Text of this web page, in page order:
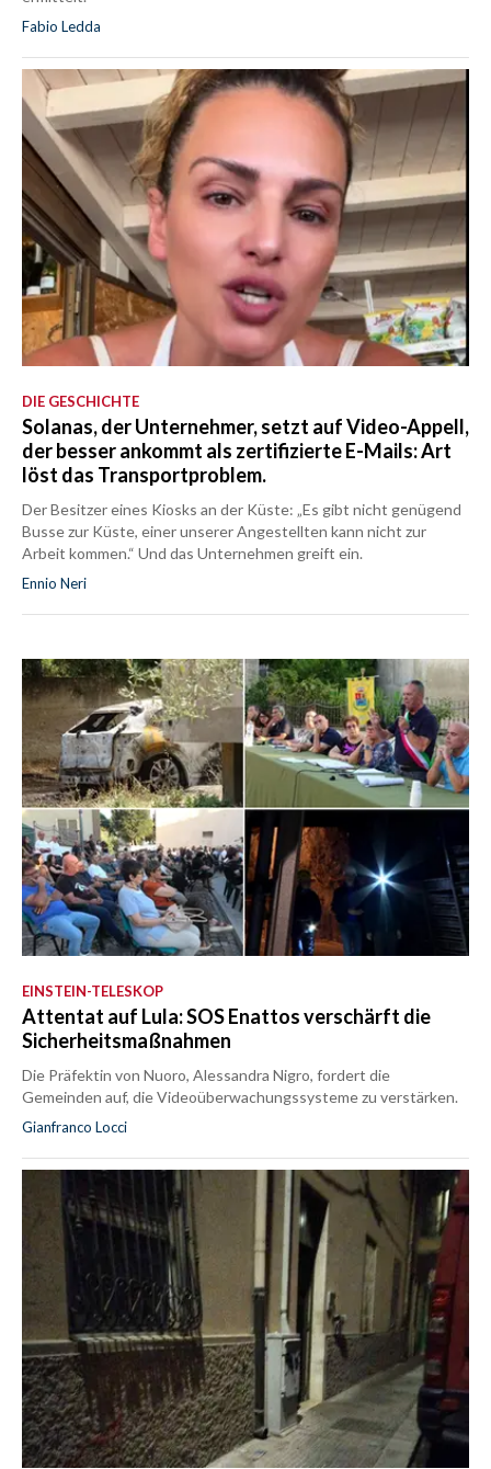
Fabio Ledda
DIE GESCHICHTE
Solanas, der Unternehmer, setzt auf Video-Appell,
der besser ankommt als zertifizierte E-Mails: Art
löst das Transportproblem.
Der Besitzer eines Kiosks an der Küste: „Es gibt nicht genügend
Busse zur Küste, einer unserer Angestellten kann nicht zur
Arbeit kommen.“ Und das Unternehmen greift ein.
Ennio Neri
EINSTEIN-TELESKOP
Attentat auf Lula: SOS Enattos verschärft die
Sicherheitsmaßnahmen
Die Präfektin von Nuoro, Alessandra Nigro, fordert die
Gemeinden auf, die Videoüberwachungssysteme zu verstärken.
Gianfranco Locci